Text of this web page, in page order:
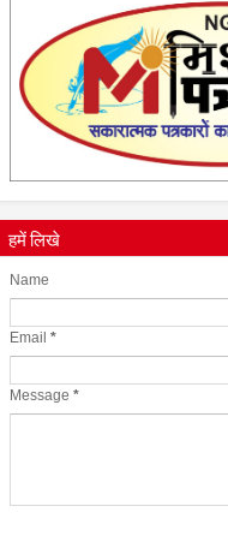
2022 0
हमें लिखे
Name
Email *
Message *